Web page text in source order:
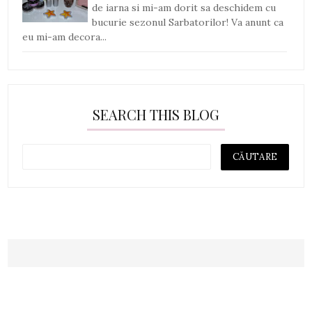
de iarna si mi-am dorit sa deschidem cu
bucurie sezonul Sarbatorilor! Va anunt ca
eu mi-am decora...
SEARCH THIS BLOG